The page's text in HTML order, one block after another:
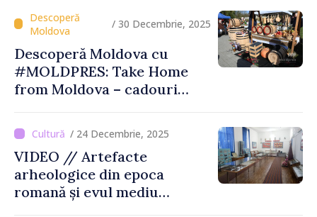
/ 30 Decembrie, 2025
Descoperă Moldova cu
#MOLDPRES: Take Home
from Moldova – cadouri
Moldova
/ 24 Decembrie, 2025
VIDEO // Artefacte
arheologice din epoca
romană și evul mediu